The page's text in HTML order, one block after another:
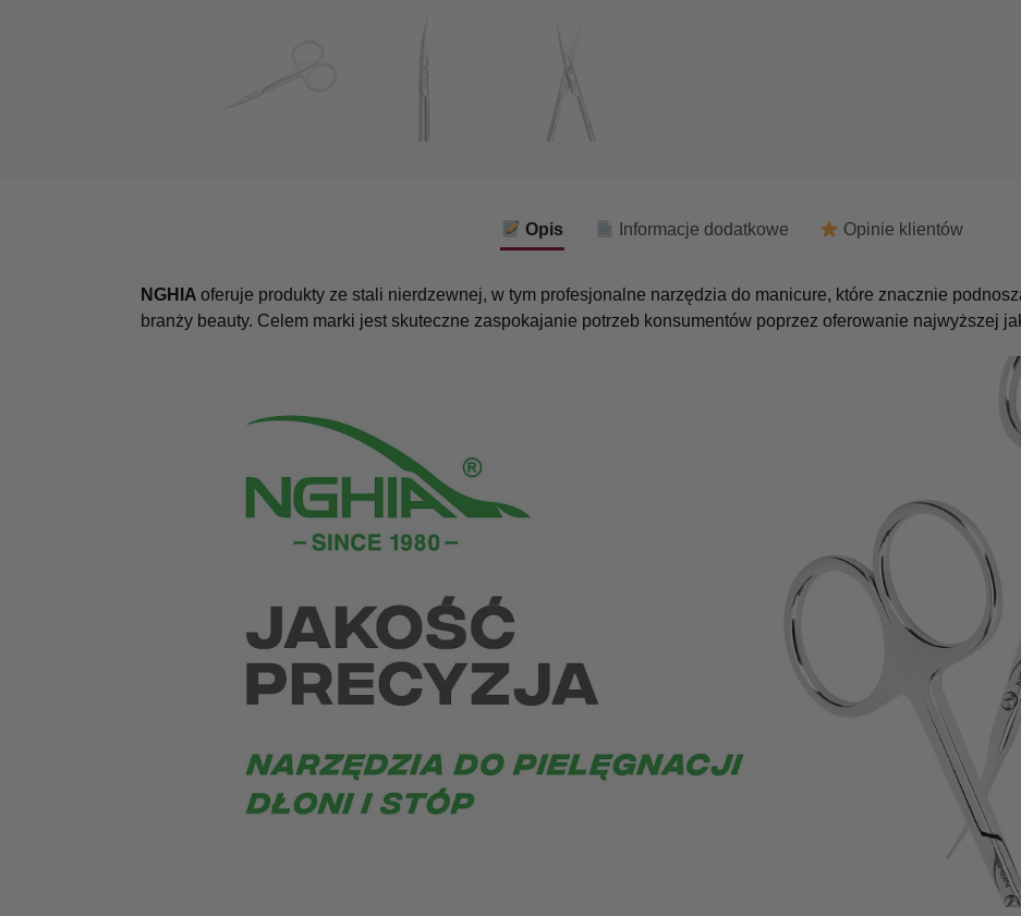
Opis Informacje dodatkowe Opinie klientów
NGHIA oferuje produkty ze stali nierdzewnej, w tym profesjonalne narzędzia do manicure, które znacznie
branży beauty. Celem marki jest skuteczne zaspokajanie potrzeb konsumentów poprzez oferowanie najwyższej